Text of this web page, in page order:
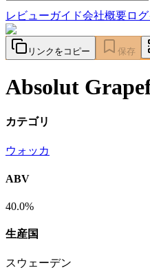
レビューガイド会社概要ロ
リンクをコピー 保存
Absolut
カテゴリ
ウォッカ
ABV
40.0%
生産国
スウェーデン